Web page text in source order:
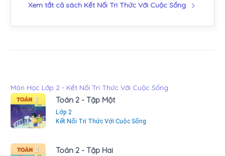
Xem tất cả sách Kết Nối Tri Thức Với Cuộc Sống
Môn Học Lớp 2 - Kết Nối Tri Thức Với Cuộc Sống
Toán 2 - Tập Một
Lớp 2
Kết Nối Tri Thức Với Cuộc Sống
Toán 2 - Tập Hai